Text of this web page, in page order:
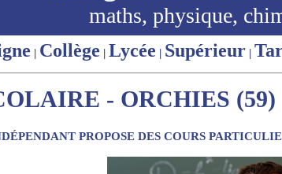
maths, physique,
| Collège | Lycée | Supérieur |
- ORCHIES (59)
PROPOSE DES COURS